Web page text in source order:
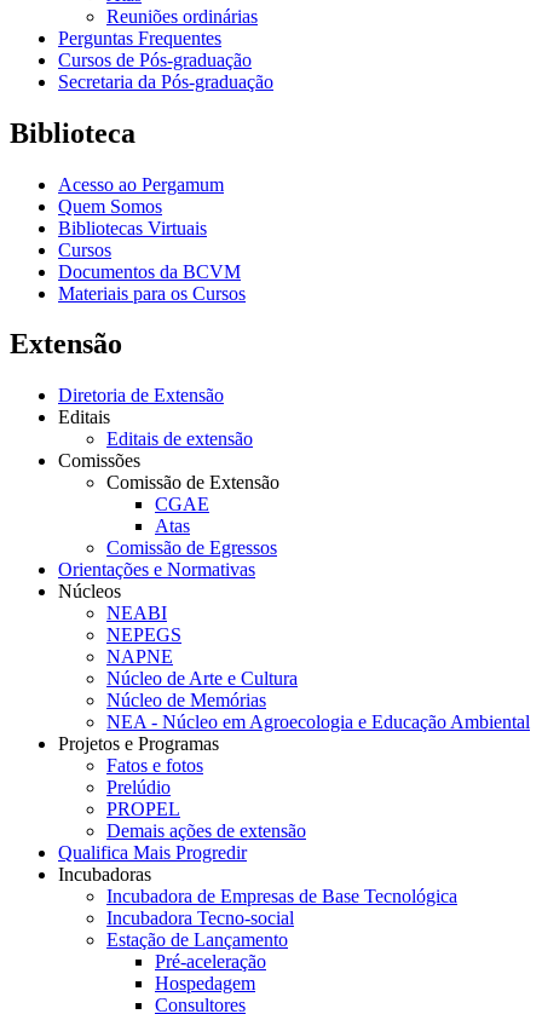
Reuniões ordinárias
Perguntas Frequentes
Cursos de Pós-graduação
Secretaria da Pós-graduação
Biblioteca
Acesso ao Pergamum
Quem Somos
Bibliotecas Virtuais
Cursos
Documentos da BCVM
Materiais para os Cursos
Extensão
Diretoria de Extensão
Editais
Editais de extensão
Comissões
Comissão de Extensão
CGAE
Atas
Comissão de Egressos
Orientações e Normativas
Núcleos
NEABI
NEPEGS
NAPNE
Núcleo de Arte e Cultura
Núcleo de Memórias
NEA - Núcleo em Agroecologia e Educação Ambiental
Projetos e Programas
Fatos e fotos
Prelúdio
PROPEL
Demais ações de extensão
Qualifica Mais Progredir
Incubadoras
Incubadora de Empresas de Base Tecnológica
Incubadora Tecno-social
Estação de Lançamento
Pré-aceleração
Hospedagem
Consultores